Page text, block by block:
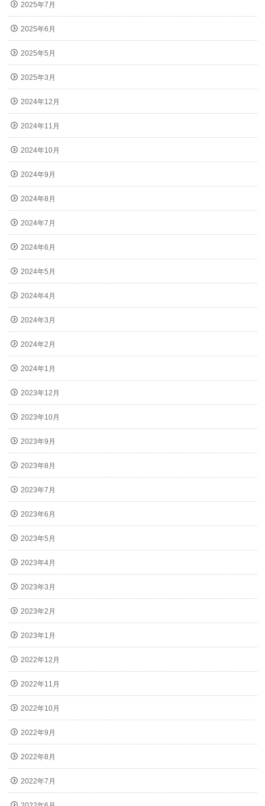
2025年7月
2025年6月
2025年5月
2025年3月
2024年12月
2024年11月
2024年10月
2024年9月
2024年8月
2024年7月
2024年6月
2024年5月
2024年4月
2024年3月
2024年2月
2024年1月
2023年12月
2023年10月
2023年9月
2023年8月
2023年7月
2023年6月
2023年5月
2023年4月
2023年3月
2023年2月
2023年1月
2022年12月
2022年11月
2022年10月
2022年9月
2022年8月
2022年7月